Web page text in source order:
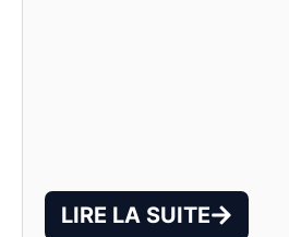
LIRE LA SUITE